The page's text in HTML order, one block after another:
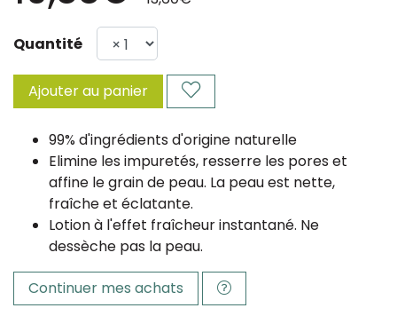
Quantité
Ajouter au panier
99% d'ingrédients d'origine naturelle
Elimine les impuretés, resserre les pores et
affine le grain de peau. La peau est nette,
fraîche et éclatante.
Lotion à l'effet fraîcheur instantané. Ne
dessèche pas la peau.
Continuer mes achats